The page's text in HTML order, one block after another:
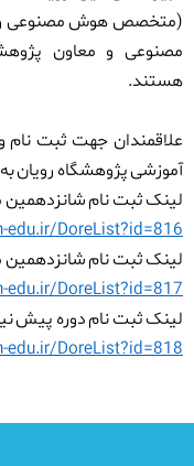
(متخصص هوش مصنوعی و
مصنوعی و معاون
هستند.
علاقمندان جهت ثبت نام
آموزشی پژوهشگاه رویان
لینک ثبت نام
edu.ir/DoreList?id=816
لینک ثبت نام شانزدهمین
edu.ir/DoreList?id=817
لینک ثبت نام دوره پیش
edu.ir/DoreList?id=818